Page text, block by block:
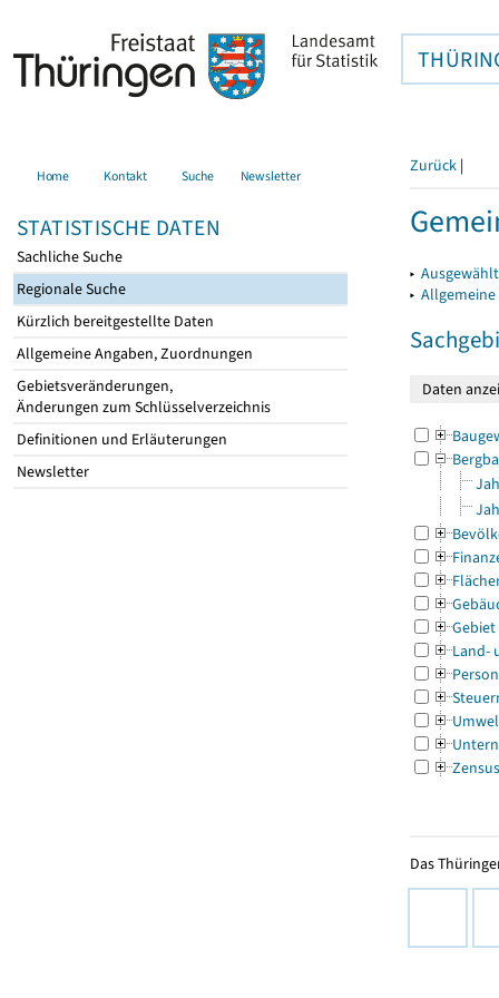
Home Kontakt Suche Newsletter
STATISTISCHE DATEN
Sachliche Suche
Regionale Suche
Kürzlich bereitgestellte Daten
Allgemeine Angaben, Zuordnungen
Gebietsveränderungen,
Änderungen zum Schlüsselverzeichnis
Definitionen und Erläuterungen
Newsletter
Zurück |
▸
▸
Gebiet
Land-
Zensus
Das